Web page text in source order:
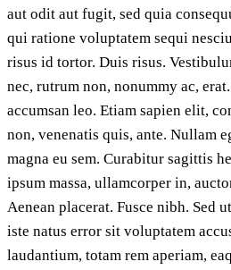
aut odit aut fugit, sed quia
qui ratione voluptatem sequi
risus id tortor. Duis risus.
nec, rutrum non, nonummy ac,
accumsan leo. Etiam sapien elit,
non, venenatis quis, ante. Nullam
magna eu sem. Curabitur sagittis
ipsum massa, ullamcorper in,
Aenean placerat. Fusce nibh. Sed
iste natus error sit voluptatem
laudantium, totam rem aperiam,